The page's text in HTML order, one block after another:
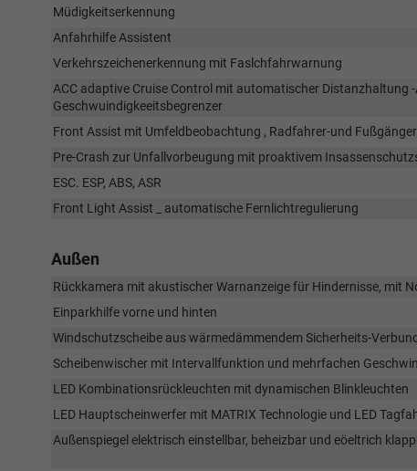
Müdigkeitserkennung
Anfahrhilfe Assistent
Verkehrszeichenerkennung mit Faslchfahrwarnung
ACC adaptive Cruise Control mit automatischer
Geschwuindigkeeitsbegrenzer
Front Assist mit Umfeldbeobachtung , Radfahrer-und
Pre-Crash zur Unfallvorbeugung mit proaktivem
ESC. ESP, ABS, ASR
Front Light Assist _ automatische Fernlichtregulierung
Außen
Rückkamera mit akustischer Warnanzeige für Hindernisse, mit
Einparkhilfe vorne und hinten
Windschutzscheibe aus wärmedämmendem Sicherheits-
Scheibenwischer mit Intervallfunktion und mehrfachen
LED Kombinationsrückleuchten mit dynamischen Blinkleuchten
LED Hauptscheinwerfer mit MATRIX Technologie und LED
Außenspiegel elektrisch einstellbar, beheizbar und eöeltrich